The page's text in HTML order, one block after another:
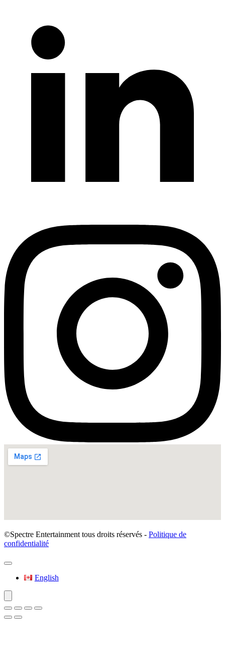
©Spectre Entertainment tous droits réservés - Politique de
confidentialité
English